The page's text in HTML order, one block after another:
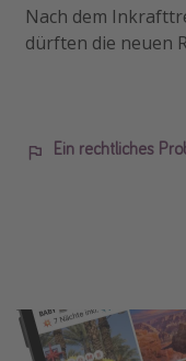
Nach dem
dürften die neuen
Ein rechtliches